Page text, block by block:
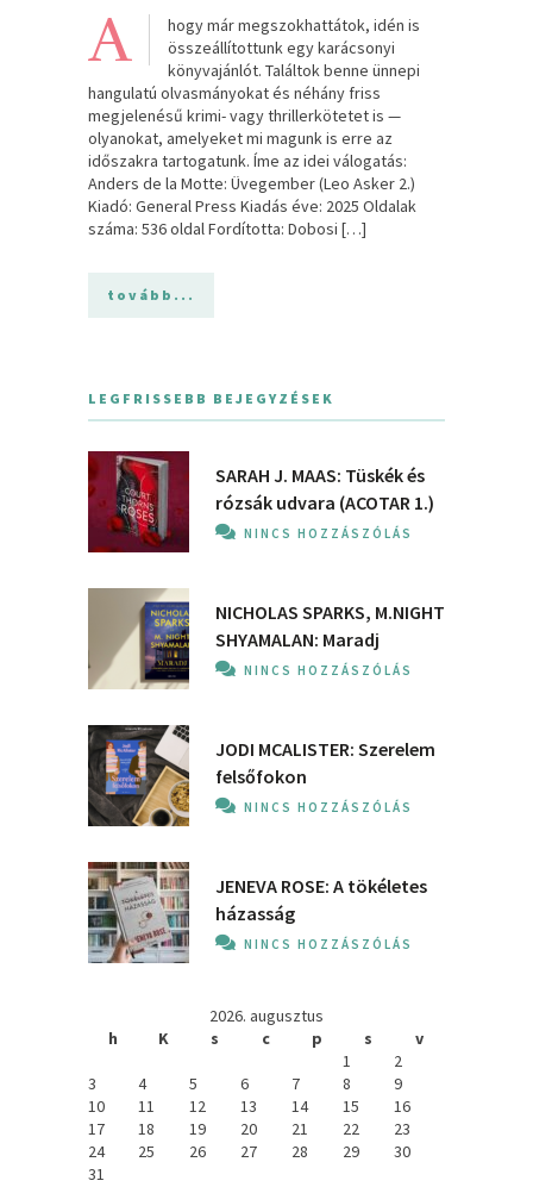
A
hogy már megszokhattátok, idén is
összeállítottunk egy karácsonyi
könyvajánlót. Találtok benne ünnepi
hangulatú olvasmányokat és néhány friss
megjelenésű krimi- vagy thrillerkötetet is —
olyanokat, amelyeket mi magunk is erre az
időszakra tartogatunk. Íme az idei válogatás:
Anders de la Motte: Üvegember (Leo Asker 2.)
Kiadó: General Press Kiadás éve: 2025 Oldalak
száma: 536 oldal Fordította: Dobosi […]
tovább...
LEGFRISSEBB BEJEGYZÉSEK
SARAH J. MAAS: Tüskék és
rózsák udvara (ACOTAR 1.)
NINCS HOZZÁSZÓLÁS
NICHOLAS SPARKS, M.NIGHT
SHYAMALAN: Maradj
NINCS HOZZÁSZÓLÁS
JODI MCALISTER: Szerelem
felsőfokon
NINCS HOZZÁSZÓLÁS
JENEVA ROSE: A ​tökéletes
házasság
NINCS HOZZÁSZÓLÁS
2026. augusztus
h
K s c p s
v
1
2
3
4 5 6 7 8
9
10
11 12 13 14 15
16
17
18 19 20 21 22
23
24
25 26 27 28 29
30
31